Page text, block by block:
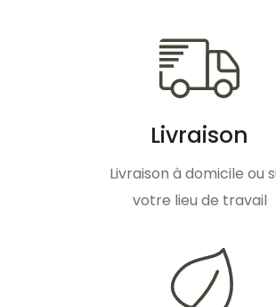
Livraison
Livraison à domicile ou
votre lieu de travail